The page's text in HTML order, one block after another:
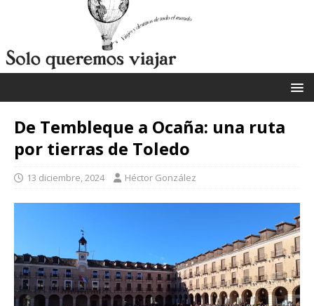
De Tembleque a Ocaña: una ruta
por tierras de Toledo
13 diciembre, 2024 Héctor González